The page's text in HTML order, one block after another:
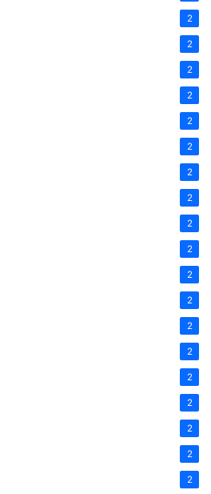
2
2
2
2
2
2
2
2
2
2
2
2
2
2
2
2
2
2
2